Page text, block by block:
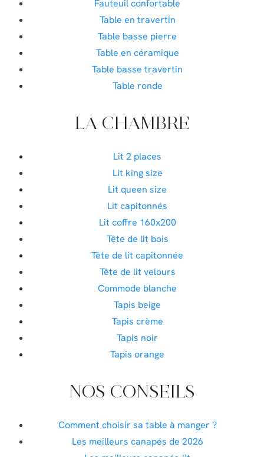
Fauteuil confortable
Table en travertin
Table basse pierre
Table en céramique
Table basse travertin
Table ronde
LA CHAMBRE
Lit 2 places
Lit king size
Lit queen size
Lit capitonnés
Lit coffre 160x200
Tête de lit bois
Tête de lit capitonnée
Tête de lit velours
Commode blanche
Tapis beige
Tapis crème
Tapis noir
Tapis orange
NOS CONSEILS
Comment choisir sa table à manger ?
Les meilleurs canapés de 2026